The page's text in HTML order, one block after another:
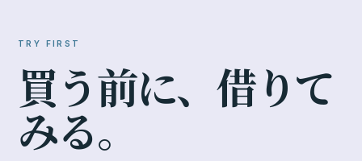
TRY FIRST
買う前に、 借りて
みる。